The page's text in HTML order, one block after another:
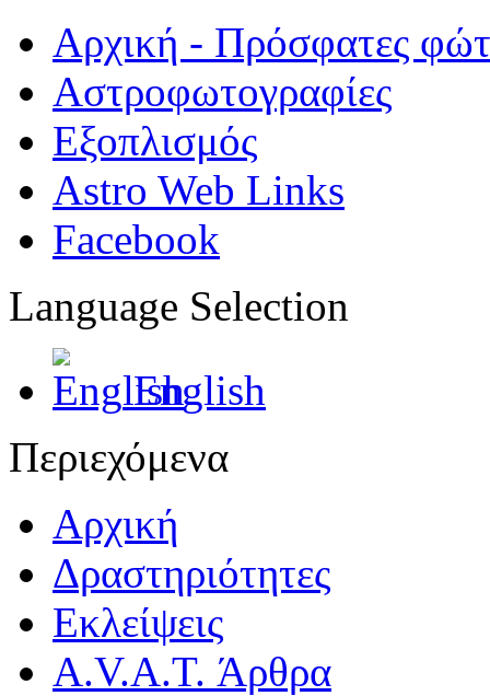
Αρχική - Πρόσφατες
Αστροφωτογραφίες
Εξοπλισμός
Astro Web Links
Facebook
Language Selection
English
Περιεχόμενα
Αρχική
Δραστηριότητες
Εκλείψεις
A.V.A.T. Άρθρα